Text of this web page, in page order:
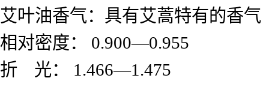
艾叶油香气：具有艾蒿特有的香气
相对密度： 0.900—0.955
折 光： 1.466—1.475